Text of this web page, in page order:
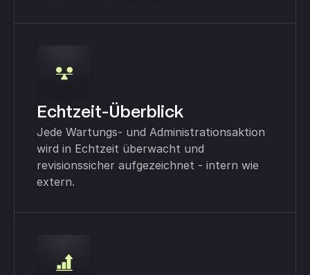
Echtzeit-Überblick
Jede Wartungs- und Administrationsaktion
wird in Echtzeit überwacht und
revisionssicher aufgezeichnet - intern wie
extern.